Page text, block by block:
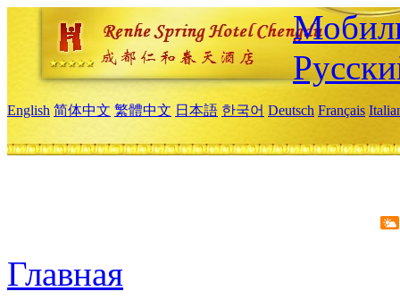
English 简体中文 繁體中文 日本語 한국어 Deutsch Français
Главная